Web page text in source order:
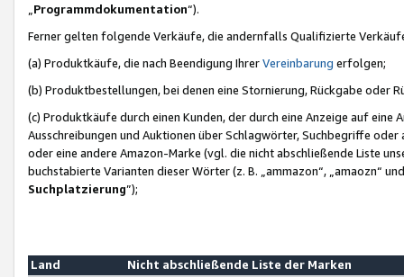
Programmdokumentation“).
Ferner gelten folgende Verkäufe, die andernfalls Qualifizierte
(a) Produktkäufe, die nach Beendigung IhrerVereinbarung erfolgen;
(b) Produktbestellungen, bei denen eine Stornierung, Rückgabe oder
(c) Produktkäufe durch einen Kunden, der durch eine Anzeige auf
Ausschreibungen und Auktionen über Schlagwörter, Suchbegriffe
oder eine andere Amazon-Marke (vgl. die nicht abschließende Liste
buchstabierte Varianten dieser Wörter (z. B. „ammazon“, „amaozn“
Suchplatzierung”);
Land
Nicht abschließende Liste der Marken